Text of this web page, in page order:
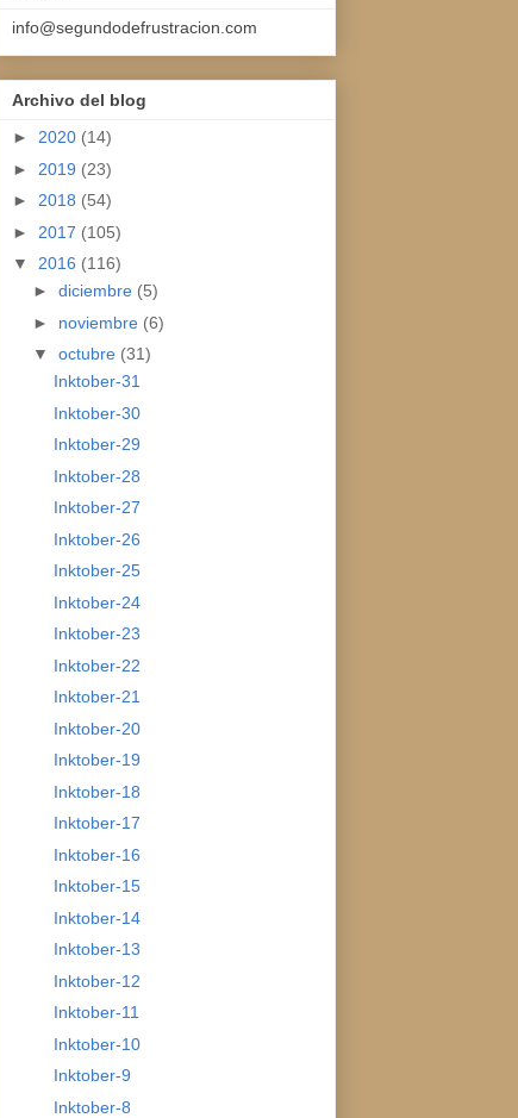
info@segundodefrustracion.com
Archivo del blog
► 2020 (14)
► 2019 (23)
► 2018 (54)
► 2017 (105)
▼ 2016 (116)
► diciembre (5)
► noviembre (6)
▼ octubre (31)
Inktober-31
Inktober-30
Inktober-29
Inktober-28
Inktober-27
Inktober-26
Inktober-25
Inktober-24
Inktober-23
Inktober-22
Inktober-21
Inktober-20
Inktober-19
Inktober-18
Inktober-17
Inktober-16
Inktober-15
Inktober-14
Inktober-13
Inktober-12
Inktober-11
Inktober-10
Inktober-9
Inktober-8